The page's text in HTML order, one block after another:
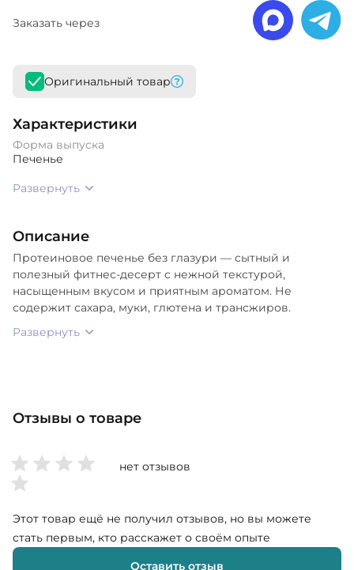
Заказать через
Оригинальный товар
Характеристики
Форма выпуска
Печенье
Развернуть
Описание
Протеиновое печенье без глазури — сытный и
полезный фитнес-десерт с нежной текстурой,
насыщенным вкусом и приятным ароматом. Не
содержит сахара, муки, глютена и трансжиров.
Развернуть
Отзывы о товаре
нет отзывов
Этот товар ещё не получил отзывов, но вы можете
стать первым, кто расскажет о своём опыте
Оставить отзыв